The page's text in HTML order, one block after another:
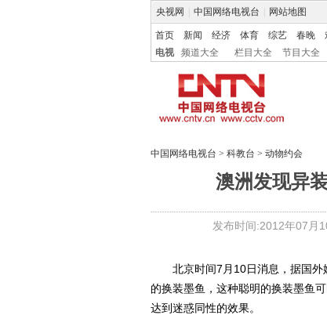
央视网 中国网络电视台 网站地图
首页 新闻 经济 体育 综艺 春晚
电视
频道大全 栏目大全 节目大全
中国网络电视台 > 科教台 > 动物约会
澳洲发现异
发布时间:2012年07月
北京时间7月10日消息，据国外
的换装墨鱼，这种聪明的换装墨鱼
达到迷惑同性的效果。